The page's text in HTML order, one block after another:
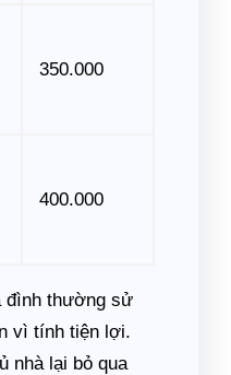
350.000
400.000
đình thường sử
vì tính tiện lợi.
nhà lại bỏ qua